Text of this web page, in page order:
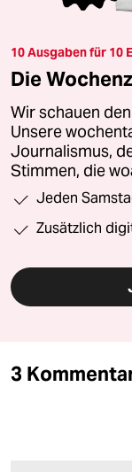
10 Ausgaben für 10
Die
Wir schauen
Unsere
Journalismus,
Stimmen, die
Jeden
Zusätzlich
3